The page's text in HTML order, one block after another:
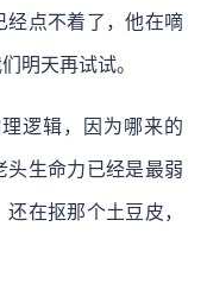
经点不着了，他在嘀
明天再试试。
逻辑，因为哪来的
头生命力已经是最弱
在抠那个土豆皮，